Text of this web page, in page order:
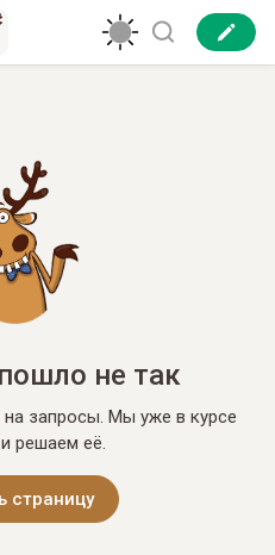
не так
на запросы. Мы уже в курсе
решаем её.
страницу